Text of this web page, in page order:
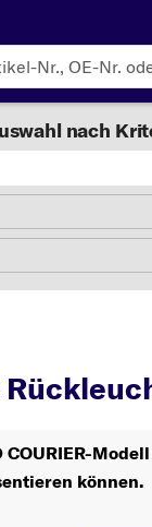
nach
COURIER-
können.